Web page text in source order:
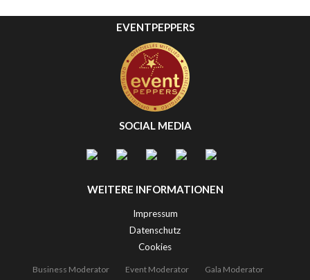
EVENTPEPPERS
SOCIAL MEDIA
WEITERE INFORMATIONEN
Impressum
Datenschutz
Cookies
Business Moderator Event Moderator Gala Moderator